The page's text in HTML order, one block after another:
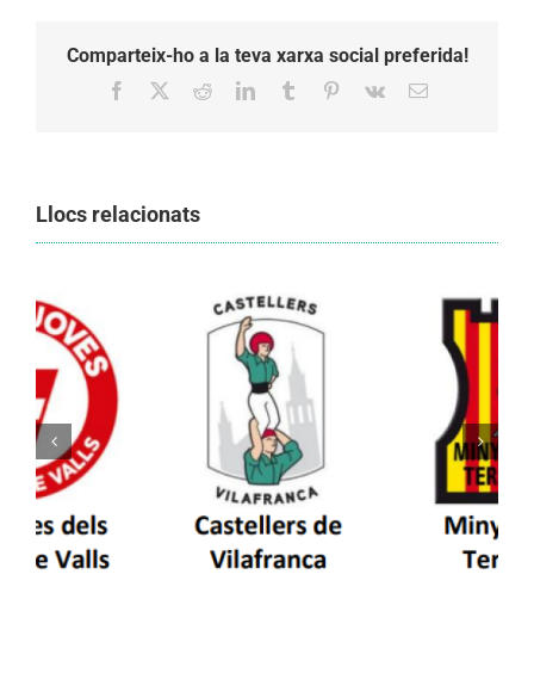
Comparteix-ho a la teva xarxa social preferida!
Facebook RedditLinkedInTumblr Pinterest
Vk Email:
Llocs relacionats
Els Castellers de Vilafranca unieixen tradició i
patrimoni en un viatge de colla a la Vall
d’Aran i a la Vall de Boí